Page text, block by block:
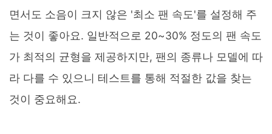
면서도 소음이 크지 않은 '최소 팬 속도'를 설정해 주
는 것이 좋아요. 일반적으로 20~30% 정도의 팬 속도
가 최적의 균형을 제공하지만, 팬의 종류나 모델에 따
라 다를 수 있으니 테스트를 통해 적절한 값을 찾는
것이 중요해요.